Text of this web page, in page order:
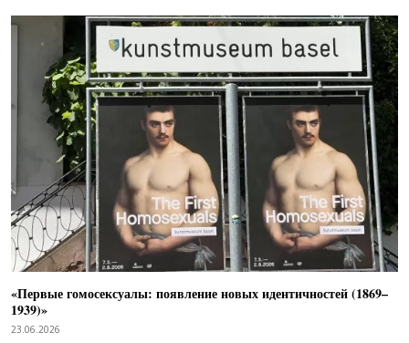
«Первые гомосексуалы: появление новых идентичностей (1869–
1939)»
23.06.2026